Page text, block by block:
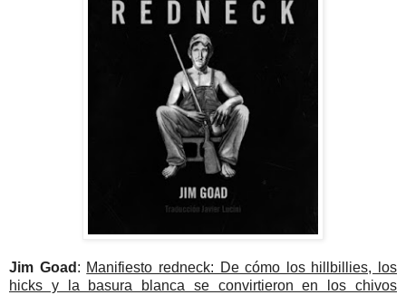
Jim Goad : Manifiesto redneck: De cómo los hillbillies, los
hicks y la basura blanca se convirtieron en los chivos